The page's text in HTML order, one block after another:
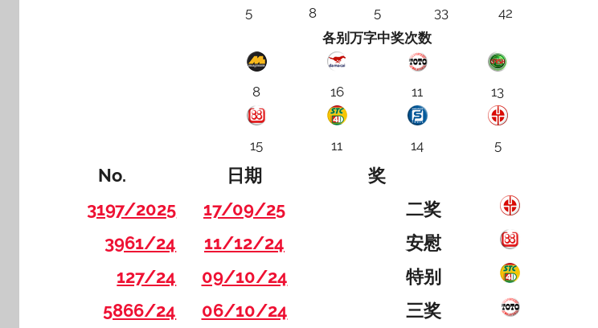
5
8 5 33
42
各别万字中奖次数
8 16 11 13
15 11 14 5
No. 日期 奖
3197/2025
17/09/25 二奖
3961/24
11/12/24 安慰
127/24
09/10/24 特别
5866/24
06/10/24 三奖